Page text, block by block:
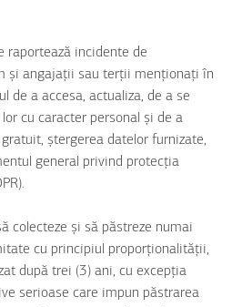
raportează incidente de
și angajații sau terții menționați în
de a accesa, actualiza, de a se
cu caracter personal și de a
ștergerea datelor furnizate,
general privind protecția
colecteze și să păstreze numai
cu principiul proporționalității,
după trei (3) ani, cu excepția
serioase care impun păstrarea